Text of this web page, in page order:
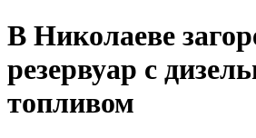
В Николаеве
резервуар с
топливом